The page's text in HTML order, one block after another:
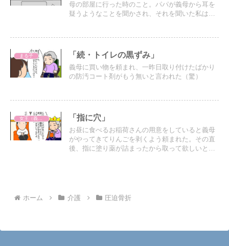
母の部屋に行った時のこと。パパが義母から耳を
疑うようなことを聞かされ、それを聞いた私は驚
まる子 「続・トイレの黒ずみ」
義母に買い物を頼まれ、一昨日取り付けたばかり
の防汚コート剤がもう無いと言われた（驚）
「指に穴」
お昼に食べるお稲荷さんの用意をしていると義母
がやってきてりんごを剥くよう頼まれた。その直
後、指に塗り薬が詰まったから取って欲しいと頼
ホーム 介護 圧迫骨折